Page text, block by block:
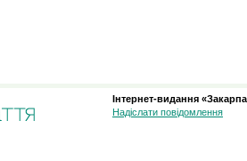
Інтернет-видання
Надіслати повідомлення